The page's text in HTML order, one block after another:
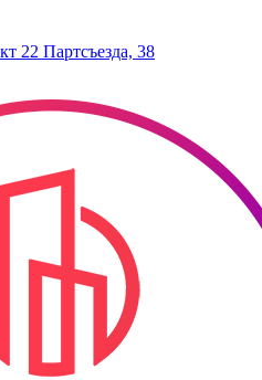
22 Партсъезда, 38